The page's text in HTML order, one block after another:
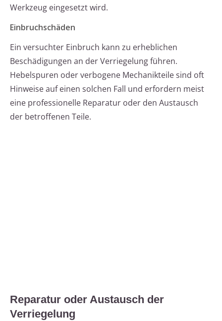
Werkzeug eingesetzt wird.
Einbruchschäden
Ein versuchter Einbruch kann zu erheblichen
Beschädigungen an der Verriegelung führen.
Hebelspuren oder verbogene Mechanikteile sind oft
Hinweise auf einen solchen Fall und erfordern meist
eine professionelle Reparatur oder den Austausch
der betroffenen Teile.
Reparatur oder Austausch der
Verriegelung